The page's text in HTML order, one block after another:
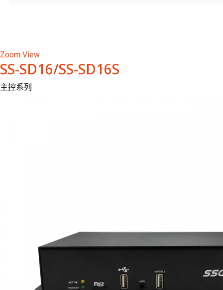
Zoom View
SS-SD16/SS-SD16S
主控系列